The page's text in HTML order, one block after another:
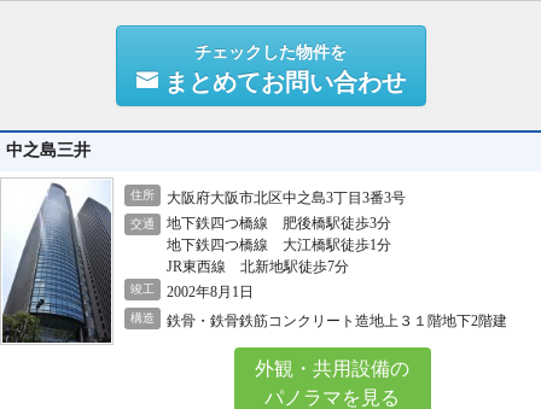
チェックした物件を
まとめてお問い合わせ
中之島三井
住所 大阪府大阪市北区中之島3丁目3番3号
交通
地下鉄四つ橋線 肥後橋駅徒歩3分
地下鉄四つ橋線 大江橋駅徒歩1分
JR東西線 北新地駅徒歩7分
竣工 2002年8月1日
構造 鉄骨・鉄骨鉄筋コンクリート造地上３１階地下2階建
外観・共用設備の
パノラマを見る